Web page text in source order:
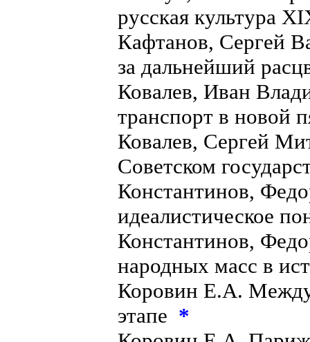
русская культура
Кафтанов, Сергей
за дальнейший
Ковалев, Иван
транспорт в новой
Ковалев, Сергей
Советском
Константинов,
идеалистическое
Константинов,
народных масс в
Коровин Е.А.
этапе *